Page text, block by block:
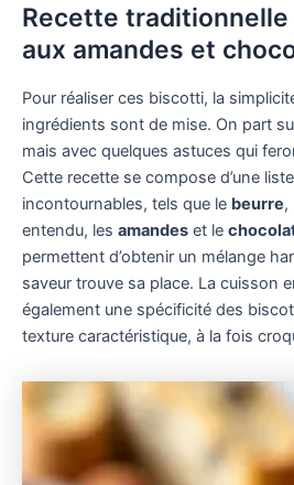
Recette
aux amandes et
Pour réaliser ces biscotti, la
ingrédients sont de mise. On part
mais avec quelques astuces qui
Cette recette se compose d’une
incontournables, tels que le beurre,
entendu, les amandes et le
permettent d’obtenir un mélange
saveur trouve sa place. La cuisson
également une spécificité des
texture caractéristique, à la fois